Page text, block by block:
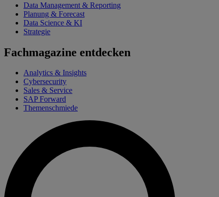
Data Management & Reporting
Planung & Forecast
Data Science & KI
Strategie
Fachmagazine entdecken
Analytics & Insights
Cybersecurity
Sales & Service
SAP Forward
Themenschmiede